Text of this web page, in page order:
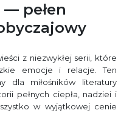
pełen
z niezwykłej serii, które
emocje i relacje. Ten
dla miłośników literatury
pełnych ciepła, nadziei i
w wyjątkowej cenie